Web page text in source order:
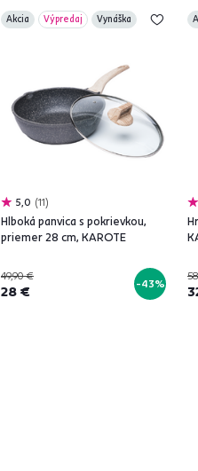
Akcia Výpredaj Vynáška
5,0 11
Hlboká panvica s pokrievkou,
priemer 28 cm, KAROTE
49,90 €
28 € -43%